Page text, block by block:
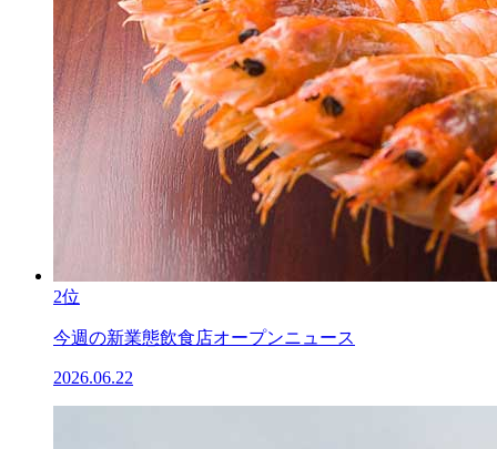
2位
今週の新業態飲食店オープンニュース
2026.06.22